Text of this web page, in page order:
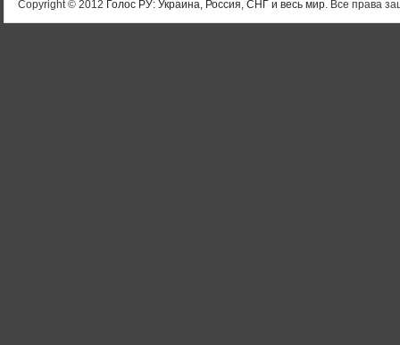
Copyright © 2012 Голос РУ: Украина, Россия, СНГ и весь мир. Все права